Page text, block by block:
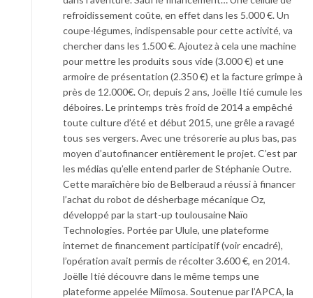
refroidissement coûte, en effet dans les 5.000 €. Un
coupe-légumes, indispensable pour cette activité, va
chercher dans les 1.500 €. Ajoutez à cela une machine
pour mettre les produits sous vide (3.000 €) et une
armoire de présentation (2.350 €) et la facture grimpe à
près de 12.000€. Or, depuis 2 ans, Joëlle Itié cumule les
déboires. Le printemps très froid de 2014 a empêché
toute culture d’été et début 2015, une grêle a ravagé
tous ses vergers. Avec une trésorerie au plus bas, pas
moyen d’autofinancer entièrement le projet. C’est par
les médias qu’elle entend parler de Stéphanie Outre.
Cette maraîchère bio de Belberaud a réussi à financer
l’achat du robot de désherbage mécanique Oz,
développé par la start-up toulousaine Naïo
Technologies. Portée par Ulule, une plateforme
internet de financement participatif (voir encadré),
l’opération avait permis de récolter 3.600 €, en 2014.
Joëlle Itié découvre dans le même temps une
plateforme appelée Miimosa. Soutenue par l’APCA, la